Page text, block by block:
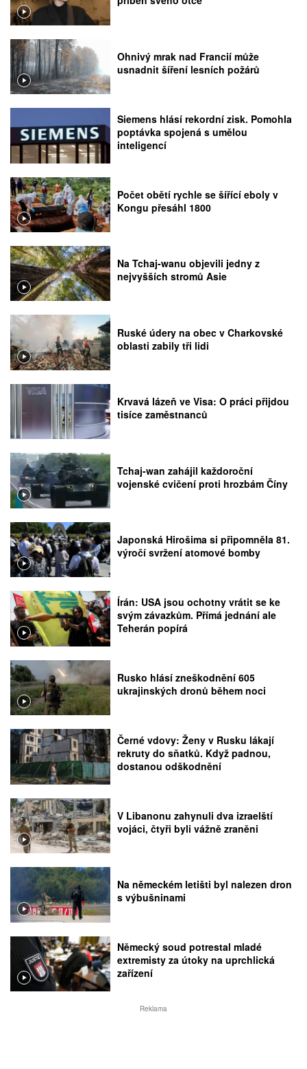
Ohnivý mrak nad Francií může
usnadnit šíření lesních požárů
Siemens hlásí rekordní zisk. Pomohla
poptávka spojená s umělou
inteligencí
Počet obětí rychle se šířící eboly v
Kongu přesáhl 1800
Na Tchaj-wanu objevili jedny z
nejvyšších stromů Asie
Ruské údery na obec v Charkovské
oblasti zabily tři lidi
Krvavá lázeň ve Visa: O práci přijdou
tisíce zaměstnanců
Tchaj-wan zahájil každoroční
vojenské cvičení proti hrozbám Číny
Japonská Hirošima si připomněla 81.
výročí svržení atomové bomby
Írán: USA jsou ochotny vrátit se ke
svým závazkům. Přímá jednání ale
Teherán popírá
Rusko hlásí zneškodnění 605
ukrajinských dronů během noci
Černé vdovy: Ženy v Rusku lákají
rekruty do sňatků. Když padnou,
dostanou odškodnění
V Libanonu zahynuli dva izraelští
vojáci, čtyři byli vážně zraněni
Na německém letišti byl nalezen dron
s výbušninami
Německý soud potrestal mladé
extremisty za útoky na uprchlická
zařízení
Reklama